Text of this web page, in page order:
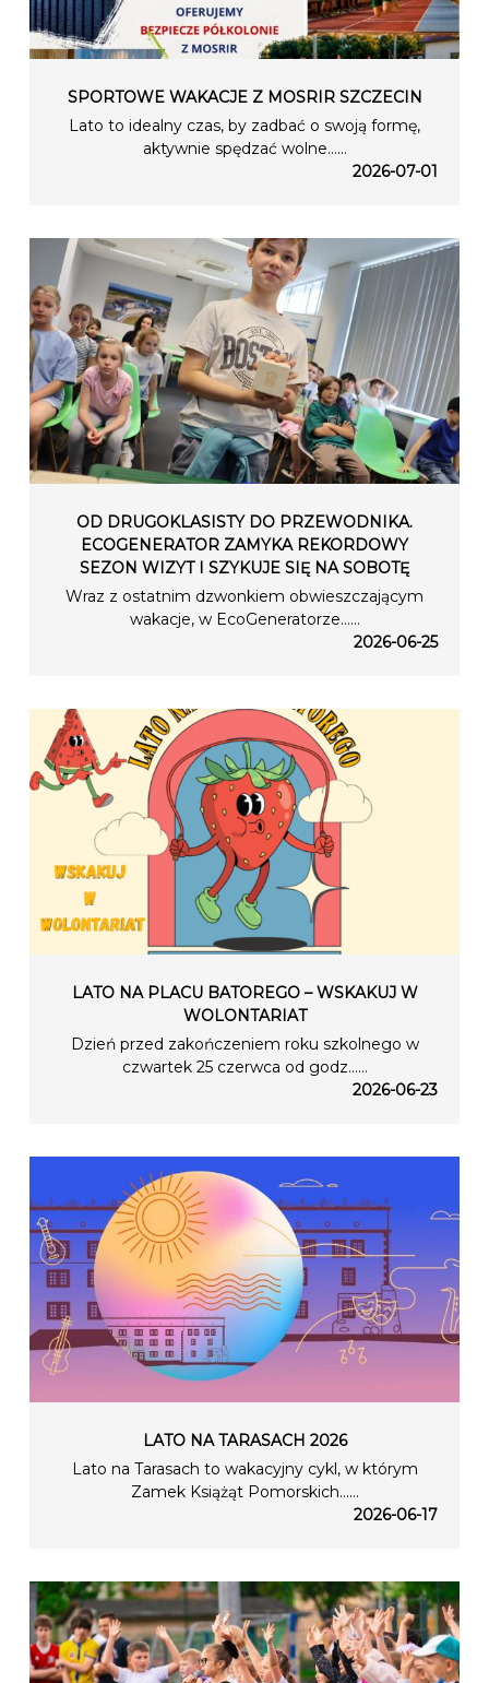
SPORTOWE WAKACJE Z MOSRIR SZCZECIN
Lato to idealny czas, by zadbać o swoją formę,
aktywnie spędzać wolne…...
2026-07-01
OD DRUGOKLASISTY DO PRZEWODNIKA.
ECOGENERATOR ZAMYKA REKORDOWY
SEZON WIZYT I SZYKUJE SIĘ NA SOBOTĘ
Wraz z ostatnim dzwonkiem obwieszczającym
wakacje, w EcoGeneratorze…...
2026-06-25
LATO NA PLACU BATOREGO – WSKAKUJ W
WOLONTARIAT
Dzień przed zakończeniem roku szkolnego w
czwartek 25 czerwca od godz…...
2026-06-23
LATO NA TARASACH 2026
Lato na Tarasach to wakacyjny cykl, w którym
Zamek Książąt Pomorskich…...
2026-06-17